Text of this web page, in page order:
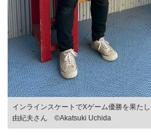
インラインスケートでXゲーム優勝を果た
由紀夫さん ©Akatsuki Uchida